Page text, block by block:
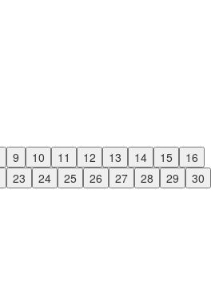
9 10 11 12 13 14 15
16
23 24 25 26 27 28 29
30